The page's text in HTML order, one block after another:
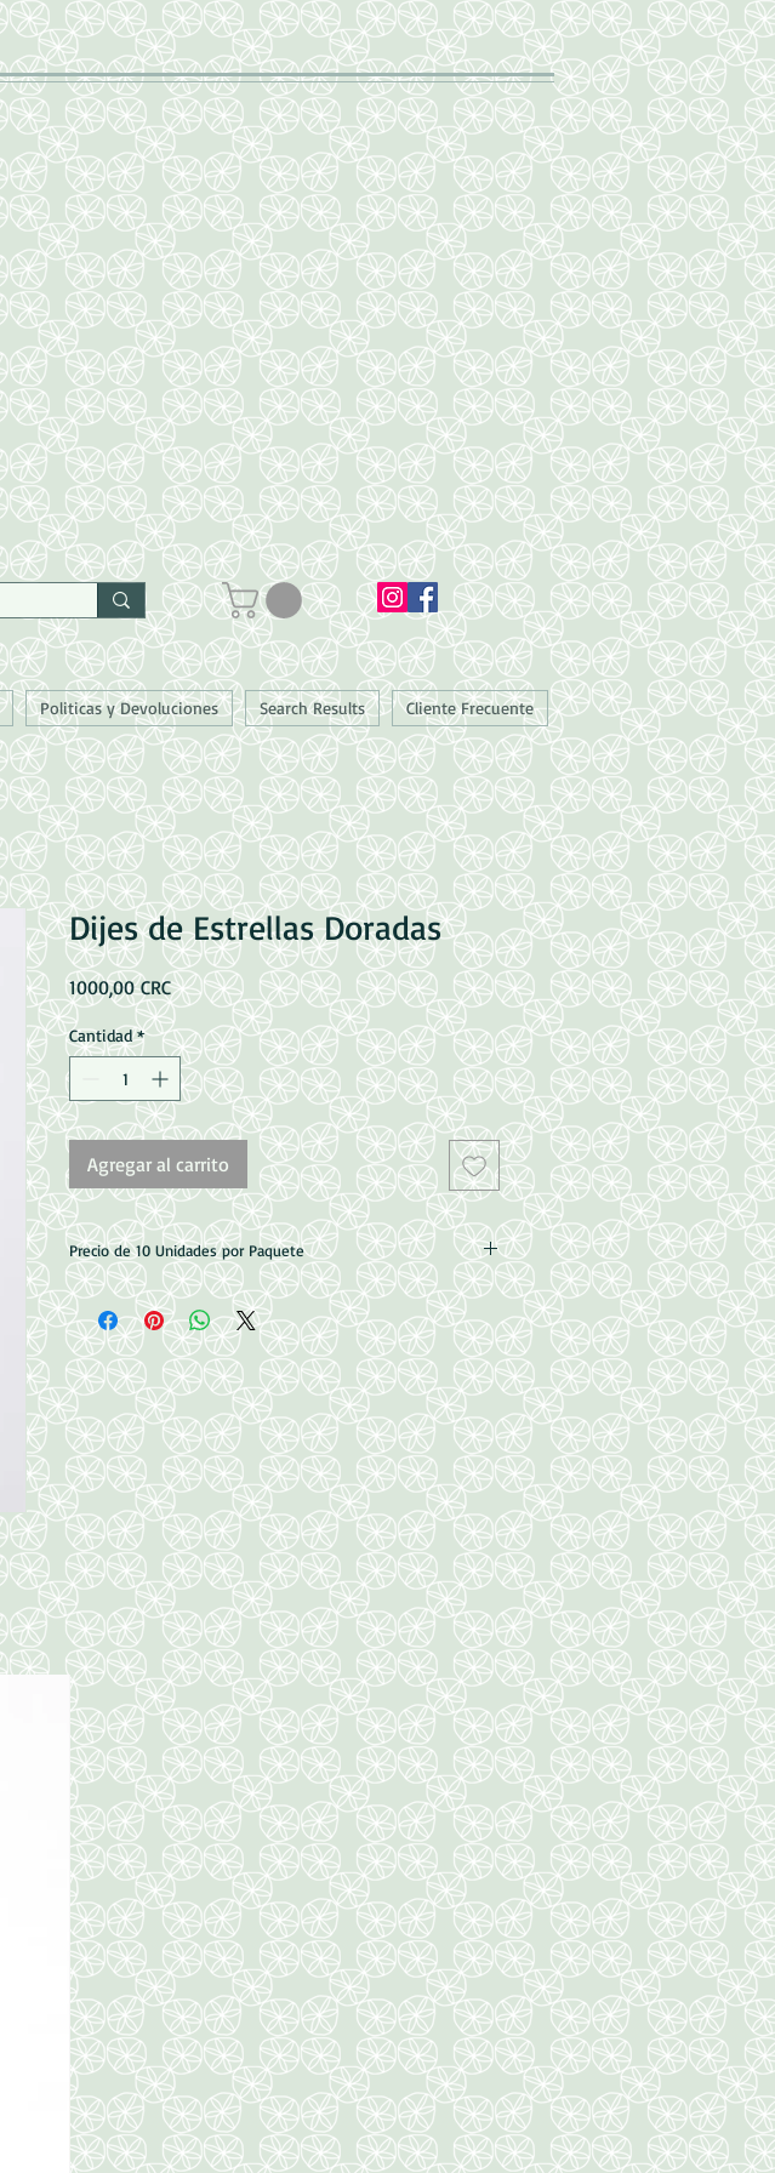
Politicas y Devoluciones Search Results Cliente Frecuente
Dijes de Estrellas Doradas
1000,00 CRCPrecio
Cantidad *
Agregar al carrito
Precio de 10 Unidades por Paquete
Acero Inoxidable 304
Medidas: 10x8x0.8mm
Perforacion: 1mm